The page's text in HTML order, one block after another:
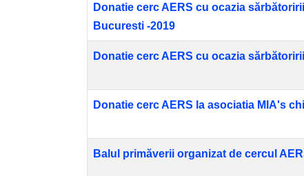
Donatie cerc AERS cu ocazia
Bucuresti -2019
Donatie cerc AERS cu ocazia
Donatie cerc AERS la asociatia MIA's
Balul primăverii organizat de cercul